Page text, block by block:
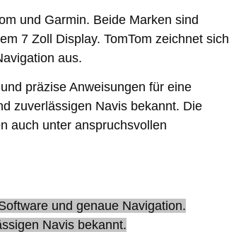
und Garmin. Beide Marken sind
7 Zoll Display. TomTom zeichnet sich
aus.
präzise Anweisungen für eine
zuverlässigen Navis bekannt. Die
auch unter anspruchsvollen
und genaue Navigation.
Navis bekannt.